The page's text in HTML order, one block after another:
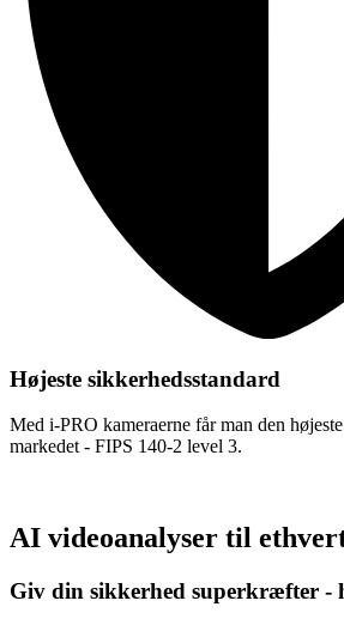
Højeste sikkerhedsstandard
Med i-PRO kameraerne får man den
markedet - FIPS 140-2 level 3.
AI videoanalyser til
Giv din sikkerhed superkræfter -